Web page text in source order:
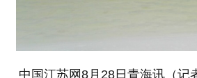
中国江苏网8月28日青海讯（记